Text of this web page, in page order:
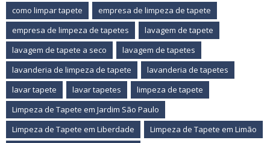
como limpar tapete
empresa de limpeza de tapete
empresa de limpeza de tapetes
lavagem de tapete
lavagem de tapete a seco
lavagem de tapetes
lavanderia de limpeza de tapete
lavanderia de tapetes
lavar tapete
lavar tapetes
limpeza de tapete
Limpeza de Tapete em Jardim São Paulo
Limpeza de Tapete em Liberdade
Limpeza de Tapete em Limão